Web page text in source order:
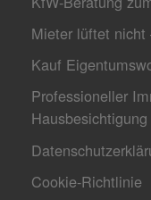
Mieter lüftet
Kauf
Professioneller
Cookie-Richtlinie